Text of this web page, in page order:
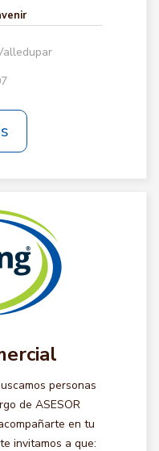
personas
de ASESOR
en tu
invitamos a que: